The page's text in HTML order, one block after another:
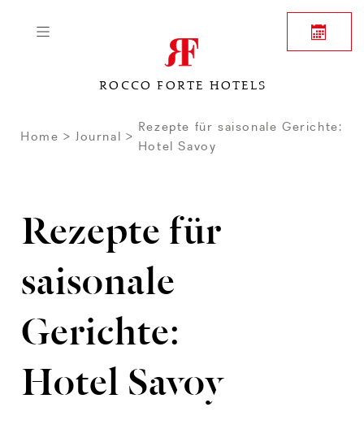
ROCCO FORTE HOTELS
Home Journal
Rezepte für saisonale Gerichte:
Hotel Savoy
Rezepte für
saisonale
Gerichte:
Hotel Savoy